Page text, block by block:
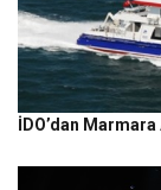
İDO’dan